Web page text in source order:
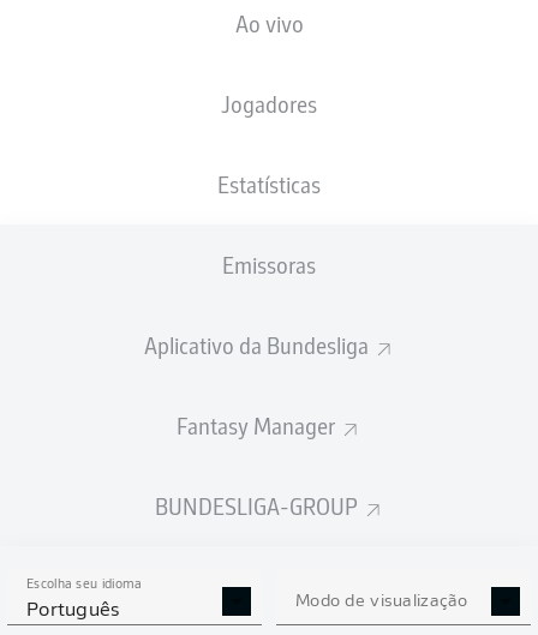
Ao vivo
Jogadores
Estatísticas
Emissoras
Aplicativo da Bundesliga
Fantasy Manager
BUNDESLIGA-GROUP
Escolha seu idioma
Português Modo de visualização
ESTATÍSTICAS DA
TEMPORADA 2025/2026